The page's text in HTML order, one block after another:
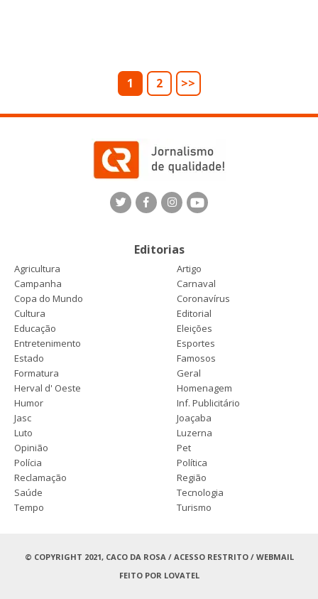
1 2 >>
Editorias
Agricultura
Artigo
Campanha
Carnaval
Copa do Mundo
Coronavírus
Cultura
Editorial
Educação
Eleições
Entretenimento
Esportes
Estado
Famosos
Formatura
Geral
Herval d' Oeste
Homenagem
Humor
Inf. Publicitário
Jasc
Joaçaba
Luto
Luzerna
Opinião
Pet
Polícia
Política
Reclamação
Região
Saúde
Tecnologia
Tempo
Turismo
© COPYRIGHT 2021, CACO DA ROSA / ACESSO RESTRITO/ WEBMAIL
FEITO POR LOVATEL